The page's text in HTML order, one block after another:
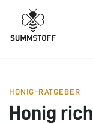
Zum Inhalt springen
HONIG-RATGEBER
Honig